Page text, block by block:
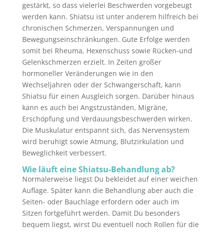
gestärkt, so dass vielerlei Beschwerden vorgebeugt
werden kann. Shiatsu ist unter anderem hilfreich bei
chronischen Schmerzen, Verspannungen und
Bewegungseinschränkungen. Gute Erfolge werden
somit bei Rheuma, Hexenschuss sowie Rücken-und
Gelenkschmerzen erzielt. In Zeiten großer
hormoneller Veränderungen wie in den
Wechseljahren oder der Schwangerschaft, kann
Shiatsu für einen Ausgleich sorgen. Darüber hinaus
kann es auch bei Angstzuständen, Migräne,
Erschöpfung und Verdauungsbeschwerden wirken.
Die Muskulatur entspannt sich, das Nervensystem
wird beruhigt sowie Atmung, Blutzirkulation und
Beweglichkeit verbessert.
Wie läuft eine Shiatsu-Behandlung ab?
Normalerweise liegst Du bekleidet auf einer weichen
Auflage. Später kann die Behandlung aber auch die
Seiten- oder Bauchlage erfordern oder auch im
Sitzen fortgeführt werden. Damit Du besonders
bequem liegst, wirst Du eventuell noch Rollen für die